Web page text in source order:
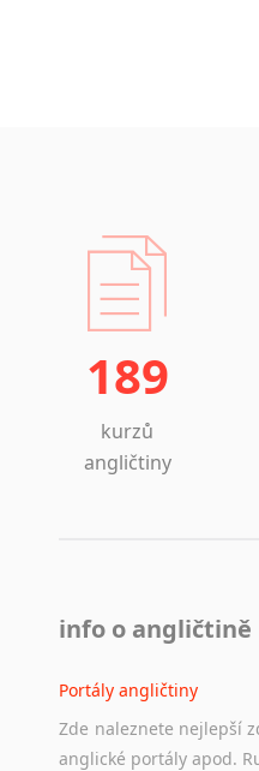
189
kurzů
angličtiny
info o angličtině
Portály angličtiny
Zde naleznete nejlepší
anglické portály apod.